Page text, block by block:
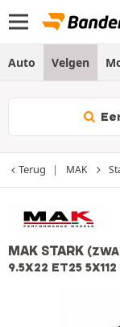
Auto Velgen
Terug MAK
MAK STARK
9.5X22 ET25